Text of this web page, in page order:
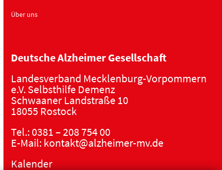
Über uns
Deutsche Alzheimer Gesellschaft
Landesverband Mecklenburg-Vorpommern
e.V. Selbsthilfe Demenz
Schwaaner Landstraße 10
18055 Rostock
Tel.: 0381 – 208 754 00
E-Mail: kontakt@alzheimer-mv.de
Kalender